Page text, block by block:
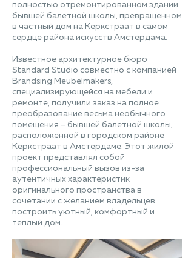
полностью отремонтированном здании
бывшей балетной школы, превращенном
в частный дом на Керкстраат в самом
сердце района искусств Амстердама.
Известное архитектурное бюро
Standard Studio совместно с компанией
Brandsing Meubelmakers,
специализирующейся на мебели и
ремонте, получили заказ на полное
преобразование весьма необычного
помещения – бывшей балетной школы,
расположенной в городском районе
Керкстраат в Амстердаме. Этот жилой
проект представлял собой
профессиональный вызов из-за
аутентичных характеристик
оригинального пространства в
сочетании с желанием владельцев
построить уютный, комфортный и
теплый дом.